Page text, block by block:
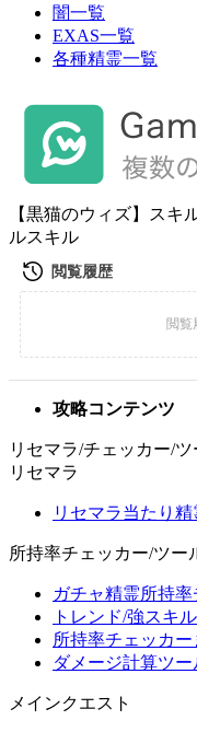
闇一覧
EXAS一覧
各種精霊一覧
【黒猫のウィズ】スキ
ルスキル
攻略コンテンツ
リセマラ/チェッカー/ツ
リセマラ
リセマラ当たり精
所持率チェッカー/ツー
ガチャ精霊所持
トレンド/強スキ
所持率チェッカー
ダメージ計算ツー
メインクエスト